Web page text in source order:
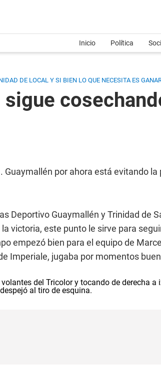
Inicio Política
DE LOCAL Y SI BIEN LO QUE NECESITA ES
sigue
Guaymallén por ahora está evitando
Deportivo Guaymallén y Trinidad de
victoria, este punto le sirve para
empezó bien para el equipo de
Imperiale, jugaba por momentos
del Tricolor y tocando de derecha
al tiro de esquina.